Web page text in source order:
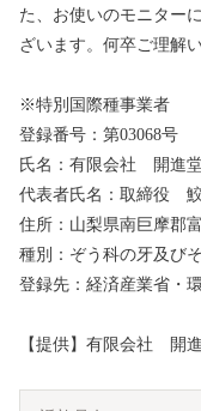
た、お使いのモニター
ざいます。何卒ご理解
※特別国際種事業者
登録番号：第03068号
氏名：有限会社 開進
代表者氏名：取締役
住所：山梨県南巨摩郡
種別：ぞう科の牙及び
登録先：経済産業省・
【提供】有限会社 開